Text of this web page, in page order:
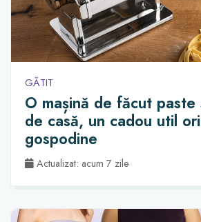
GĂTIT
O mașină de făcut paste
de casă, un cadou util
gospodine
Actualizat: acum 7 zile